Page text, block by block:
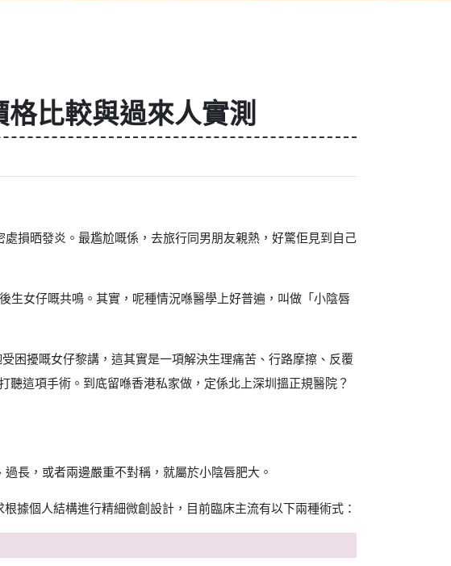
比較與過來人實測
損晒發炎。最尷尬嘅係，去旅行同男朋友親熱，好驚佢見到自己
生女仔嘅共鳴。其實，呢種情況喺醫學上好普遍，叫做「小陰唇
困擾嘅女仔黎講，這其實是一項解決生理痛苦、行路摩擦、反覆
這項手術。到底留喺香港私家做，定係北上深圳搵正規醫院？
長，或者兩邊嚴重不對稱，就屬於小陰唇肥大。
據個人結構進行精細微創設計，目前臨床主流有以下兩種術式：